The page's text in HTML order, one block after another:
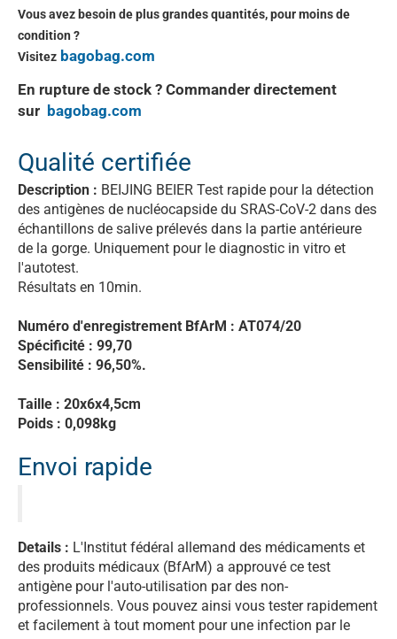
Vous avez besoin de plus grandes quantités, pour moins de
condition ?
Visitez​ bagobag.com
En rupture de stock ? Commander directement
sur bagobag.com
Qualité certifiée
Description : BEIJING BEIER Test rapide pour la détection
des antigènes de nucléocapside du SRAS-CoV-2 dans des
échantillons de salive prélevés dans la partie antérieure
de la gorge. Uniquement pour le diagnostic in vitro et
l'autotest.
Résultats en 10min.
Numéro d'enregistrement BfArM : AT074/20
Spécificité : 99,70
Sensibilité : 96,50%.
Taille : 20x6x4,5cm
Poids : 0,098kg
Envoi rapide
Details : L'Institut fédéral allemand des médicaments et
des produits médicaux (BfArM) a approuvé ce test
antigène pour l'auto-utilisation par des non-
professionnels. Vous pouvez ainsi vous tester rapidement
et facilement à tout moment pour une infection par le